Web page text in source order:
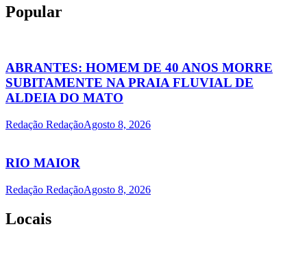
Popular
ABRANTES: HOMEM DE 40 ANOS MORRE
SUBITAMENTE NA PRAIA FLUVIAL DE
ALDEIA DO MATO
Redação RedaçãoAgosto 8, 2026
RIO MAIOR
Redação RedaçãoAgosto 8, 2026
Locais